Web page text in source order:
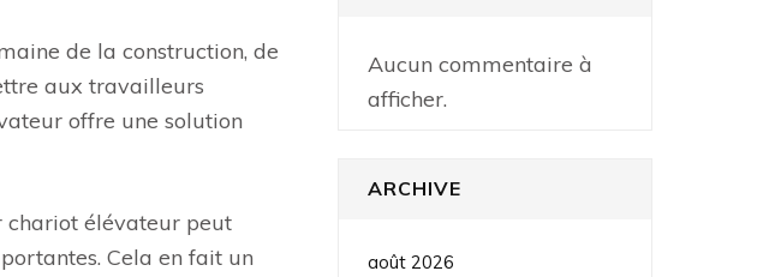
de la construction, de
aux travailleurs
offre une solution
chariot élévateur peut
Cela en fait un
Aucun commentaire à
afficher.
ARCHIVE
août 2026